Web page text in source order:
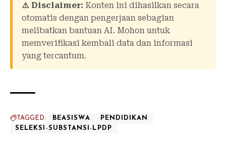
⚠️ Disclaimer: Konten ini dihasilkan secara
otomatis dengan pengerjaan sebagian
melibatkan bantuan AI. Mohon untuk
memverifikasi kembali data dan informasi
yang tercantum.
TAGGED: BEASISWA
PENDIDIKAN
SELEKSI-SUBSTANSI-LPDP